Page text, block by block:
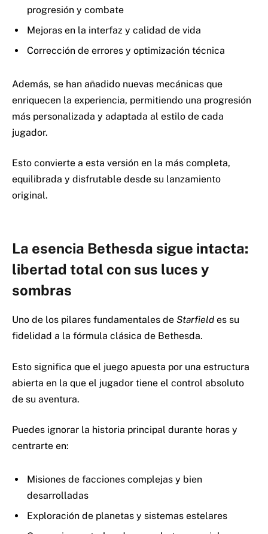
progresión y combate
Mejoras en la interfaz y calidad de vida
Corrección de errores y optimización técnica
Además, se han añadido nuevas mecánicas que
enriquecen la experiencia, permitiendo una progresión
más personalizada y adaptada al estilo de cada
jugador.
Esto convierte a esta versión en la más completa,
equilibrada y disfrutable desde su lanzamiento
original.
La esencia Bethesda sigue intacta:
libertad total con sus luces y
sombras
Uno de los pilares fundamentales de Starfield es su
fidelidad a la fórmula clásica de Bethesda.
Esto significa que el juego apuesta por una estructura
abierta en la que el jugador tiene el control absoluto
de su aventura.
Puedes ignorar la historia principal durante horas y
centrarte en:
Misiones de facciones complejas y bien
desarrolladas
Exploración de planetas y sistemas estelares